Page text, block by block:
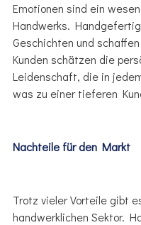
Emotionen sind ein
Handwerks.
Geschichten und
Kunden schätzen die
Leidenschaft, die in
was zu einer tieferen
Nachteile für den Markt
Trotz vieler Vorteile gibt
handwerklichen Sektor.